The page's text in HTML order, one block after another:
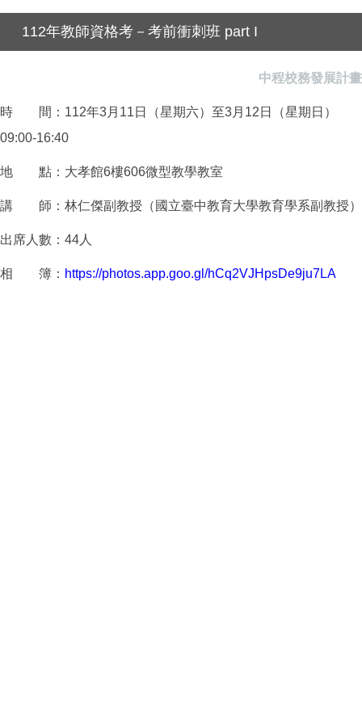
112年教師資格考－考前衝刺班 part I
中程校務發展計畫
時 間：112年3月11日（星期六）至3月12日（星期日）
09:00-16:40
地 點：大孝館6樓606微型教學教室
講 師：林仁傑副教授（國立臺中教育大學教育學系副教授）
出席人數：44人
相 簿： https://photos.app.goo.gl/hCq2VJHpsDe9ju7LA